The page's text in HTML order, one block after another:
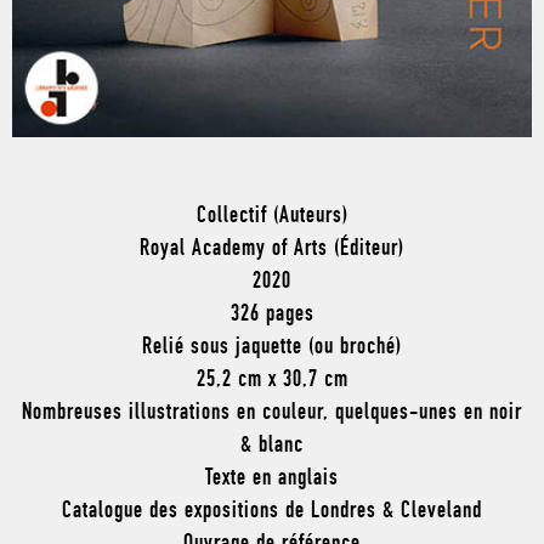
Collectif (Auteurs)
Royal Academy of Arts (Éditeur)
2020
326 pages
Relié sous jaquette (ou broché)
25,2 cm x 30,7 cm
Nombreuses illustrations en couleur, quelques-unes en noir
& blanc
Texte en anglais
Catalogue des expositions de Londres & Cleveland